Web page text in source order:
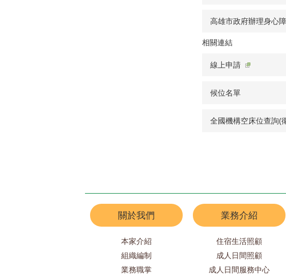
高雄市政府辦理身心
相關連結
線上申請
候位名單
全國機構空床位查詢(
關於我們
本家介紹
組織編制
業務職掌
業務介紹
住宿生活照顧
成人日間照顧
成人日間服務中心